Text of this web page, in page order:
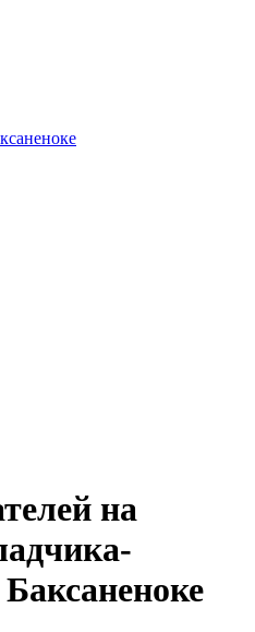
на